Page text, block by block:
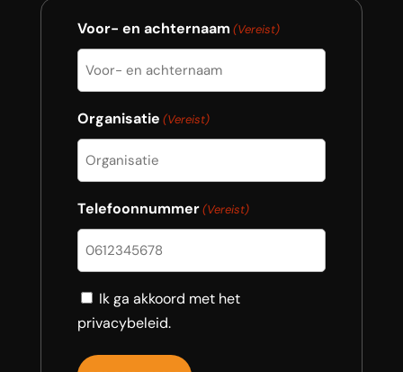
Voor- en achternaam (Vereist)
Organisatie (Vereist)
Telefoonnummer(Vereist)
Consent
Ik ga akkoord met het
privacybeleid.